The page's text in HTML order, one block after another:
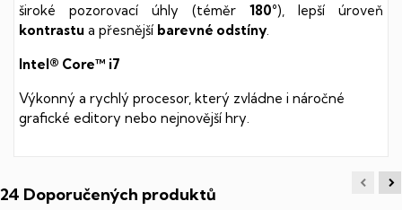
široké pozorovací úhly (téměr 180°), lepší úroveň
kontrastu a přesnější barevné odstíny
Intel® Core™ i7
Výkonný a rychlý procesor, který zvládne i náročné
grafické editory nebo nejnovější hry.
24 Doporučených produktů